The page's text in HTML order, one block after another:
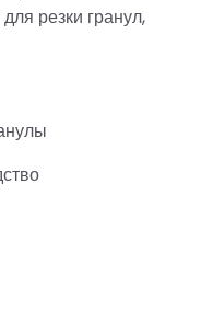
резки гранул,